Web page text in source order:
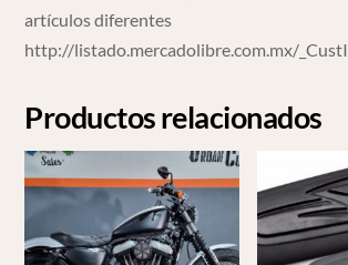
artículos diferentes
http://listado.mercadolibre.com.mx/
Productos relacionados